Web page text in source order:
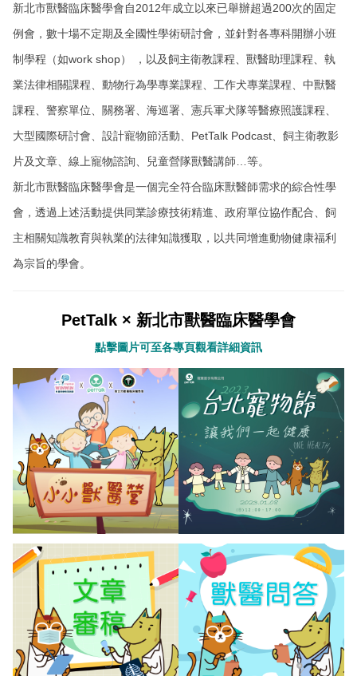
新北市獸醫臨床醫學會自2012年成立以來已舉辦超過200次的固定
例會，數十場不定期及全國性學術研討會，並針對各專科開辦小班
制學程（如work shop） ，以及飼主衛教課程、獸醫助理課程、執
業法律相關課程、動物行為學專業課程、工作犬專業課程、中獸醫
課程、警察單位、關務署、海巡署、憲兵軍犬隊等醫療照護課程、
大型國際研討會、設計寵物節活動、PetTalk Podcast、飼主衛教影
片及文章、線上寵物諮詢、兒童營隊獸醫講師…等。
新北市獸醫臨床醫學會是一個完全符合臨床獸醫師需求的綜合性學
會，透過上述活動提供同業診療技術精進、政府單位協作配合、飼
主相關知識教育與執業的法律知識獲取，以共同增進動物健康福利
為宗旨的學會。
PetTalk × 新北市獸醫臨床醫學會
點擊圖片可至各專頁觀看詳細資訊